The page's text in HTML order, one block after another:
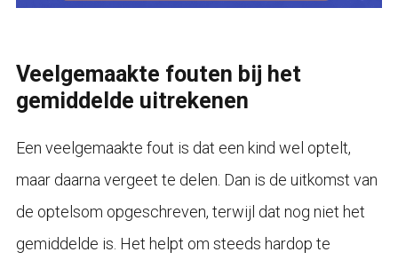
Veelgemaakte fouten bij het
gemiddelde uitrekenen
Een veelgemaakte fout is dat een kind wel optelt,
maar daarna vergeet te delen. Dan is de uitkomst van
de optelsom opgeschreven, terwijl dat nog niet het
gemiddelde is. Het helpt om steeds hardop te